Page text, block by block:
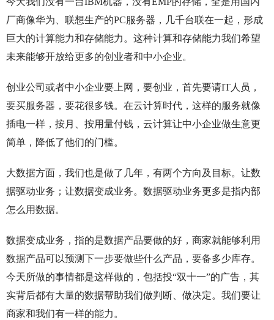
厂商像华为、联想生产的PC服务器，几千台联在一起，形成
巨大的计算能力和存储能力。这种计算和存储能力我们希望
未来能够开放给更多的创业者和中小企业。
创业公司或者中小企业要上网，要创业，首先要请IT人员，
要买服务器，要花很多钱。在云计算时代，这样的服务就像
插电一样，按月、按用量付钱，云计算让中小企业做生意更
简单，降低了他们的门槛。
大数据方面，我们也是做了几年，有两个方向及目标。让数
据驱动业务；让数据变成业务。数据驱动业务更多是指内部
怎么用数据。
数据变成业务，指的是数据产品要做的好，商家就能够利用
数据产品可以预测下一步要做些什么产品，要备多少库存。
今天所做的事情都是这样做的，包括投“双十一”的广告，其
实背后都有大量的数据帮助我们做判断、做决定。我们要让
商家和我们有一样的能力。